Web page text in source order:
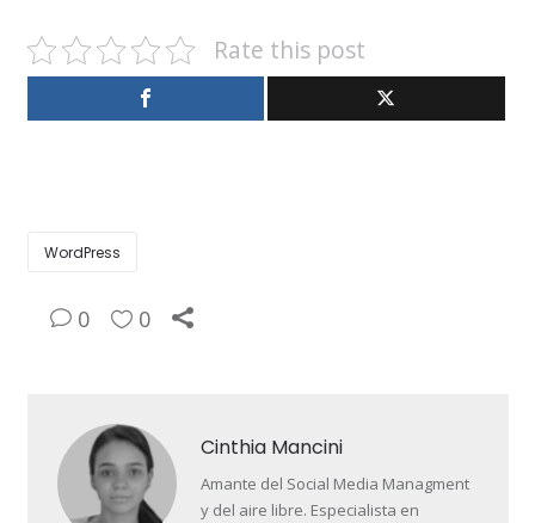
Rate this post
WordPress
0 0
Cinthia Mancini
Amante del Social Media Managment
y del aire libre. Especialista en